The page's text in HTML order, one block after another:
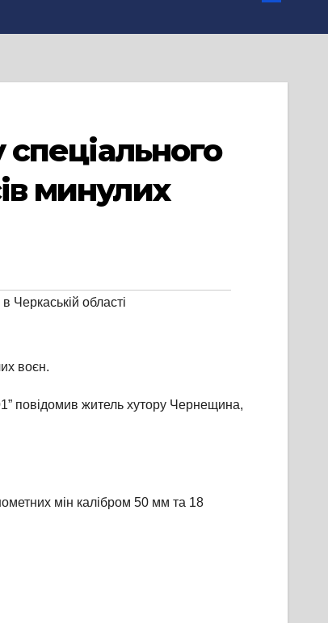
спеціального
минулих
області
воєн.
повідомив житель хутору Чернещина,
мін калібром 50 мм та 18